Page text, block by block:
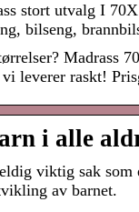
stort utvalg I
bilseng,
Madrass
leverer raskt!
i alle
viktig sak
av barnet.